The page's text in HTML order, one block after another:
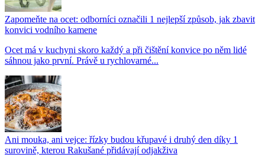
Zapomeňte na ocet: odborníci označili 1 nejlepší způsob, jak zbavit
konvici vodního kamene
Ocet má v kuchyni skoro každý a při čištění konvice po něm lidé
sáhnou jako první. Právě u rychlovarné...
Ani mouka, ani vejce: řízky budou křupavé i druhý den díky 1
surovině, kterou Rakušané přidávají odjakživa